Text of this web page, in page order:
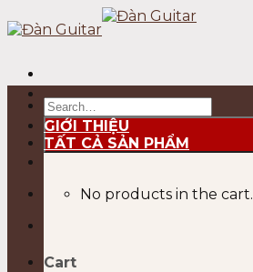
to
Search
for:
No products in the cart.
Cart
GIỚI THIỆU
TẤT CẢ SẢN PHẨM